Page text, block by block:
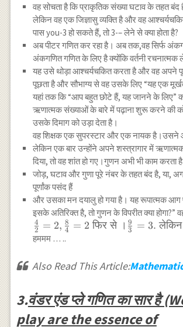
वह सोचता है कि प्राकृतिक संख्या घटाव के तहत बंद
लेकिन वह एक जिज्ञासु व्यक्ति है और वह
पास you-3 हो सकते हैं, तो 3-– लेने से क्या होता है?
अब पीटर गणित कर रहा है। अब तक,वह सिर्फ
अंकगणित गणित के लिए है क्योंकि वर्तनी
यह उसे थोड़ा आश्चर्यचकित करता है और वह अपने
पूछता है और सौभाग्य से वह उसके लिए “यह एक
यहां तक ​​कि “आप बहुत छोटे हैं, यह जानने के
ऋणात्मक संख्याओं के बारे में पढ़ाना शुरू करने की
उसके दिमाग को उड़ा देता है।
वह शिक्षक एक सुपरस्टार और एक नायक है।उसने
लेकिन एक बार उन्होंने अपने शस्त्रागार में
दिया, तो वह शांत हो गए।गुणन अभी भी काम करता
जोड़, घटाव और गुणा पूरे नंबर के तहत बंद है, या,
पूर्णांक पसंद हैं
और उसका मन दयालु हो गया है। यह रूपात्मक आग
इसके अतिरिक्त है, तो गुणन के विपरीत क्या होगा?”
2
4 = 2, 4
8 = 2 फिर से । 3
9 = 3. लेकिन
हममम … ..
Also Read This Article:
3.वंडर एंड प्ले गणित का सार है
play are the essence of